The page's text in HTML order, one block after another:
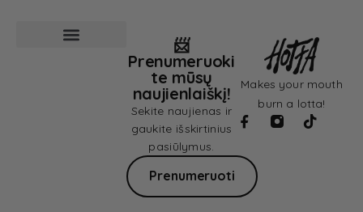
Makes your mouth
burn a lotta!
📨
Prenumeruoki
te mūsų
naujienlaiškį!
Sekite naujienas ir
gaukite išskirtinius
pasiūlymus.
Prenumeruoti